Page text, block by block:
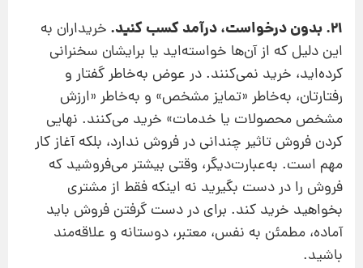
21. بدون درخواست، درآمد کسب کنید.
خریداران به
این دلیل که از آن‌‌ها خواسته‌اید یا برایشان سخنرانی
کرده‌اید، خرید نمی‌کنند. در عوض به‌خاطر گفتار و
رفتارتان، به‌خاطر «تمایز مشخص» و به‌خاطر «ارزش
مشخص محصولات یا خدمات‌» خرید می‌کنند. نهایی
کردن فروش تاثیر چندانی در فروش ندارد، بلکه آغاز کار
مهم است. به‌عبارت‌دیگر، وقتی بیشتر می‌فروشید که
فروش را در دست بگیرید نه اینکه فقط از مشتری
بخواهید خرید کند. برای در دست گرفتن فروش باید
آماده، مطمئن به نفس، معتبر، دوستانه و علاقه‌مند
باشید.